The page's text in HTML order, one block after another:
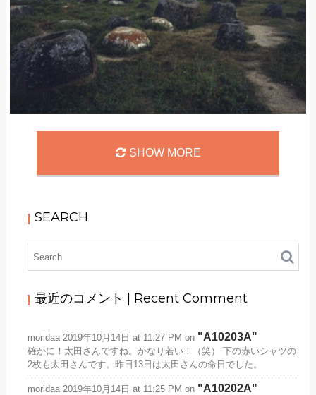
ラオス / Laos
SHOW MORE
SEARCH
最近のコメント | Recent Comment
moridaa 2019年10月14日 at 11:27 PM on A10203A
確かに！太田さんですね。かなり若い！（笑） 下の赤いシャツの
2枚も太田さんです。昨日13日は太田さんの命日でした。
moridaa 2019年10月14日 at 11:25 PM on A10202A